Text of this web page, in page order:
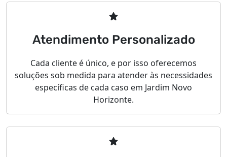
Atendimento Personalizado
Cada cliente é único, e por isso oferecemos
soluções sob medida para atender às necessidades
específicas de cada caso em Jardim Novo
Horizonte.